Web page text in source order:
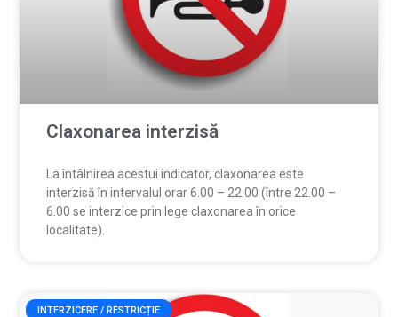
Claxonarea interzisă
La întâlnirea acestui indicator, claxonarea este
interzisă în intervalul orar 6.00 – 22.00 (între 22.00 –
6.00 se interzice prin lege claxonarea în orice
localitate).
INTERZICERE / RESTRICȚIE